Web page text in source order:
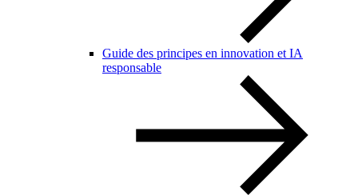
Guide des principes en innovation et IA
responsable